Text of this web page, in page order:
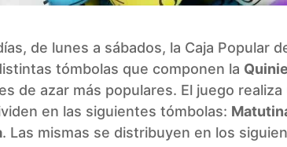
de lunes a sábados, la Caja Popular
tómbolas que componen la
de azar más populares. El juego
en las siguientes tómbolas:
. Las mismas se distribuyen en los